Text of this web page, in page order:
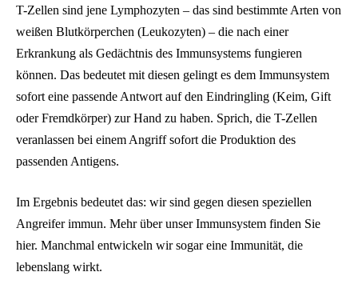
T-Zellen sind jene Lymphozyten – das sind bestimmte Arten von
weißen Blutkörperchen (Leukozyten) – die nach einer
Erkrankung als Gedächtnis des Immunsystems fungieren
können. Das bedeutet mit diesen gelingt es dem Immunsystem
sofort eine passende Antwort auf den Eindringling (Keim, Gift
oder Fremdkörper) zur Hand zu haben. Sprich, die T-Zellen
veranlassen bei einem Angriff sofort die Produktion des
passenden Antigens.
Im Ergebnis bedeutet das: wir sind gegen diesen speziellen
Angreifer immun. Mehr über unser Immunsystem finden Sie
hier. Manchmal entwickeln wir sogar eine Immunität, die
lebenslang wirkt.